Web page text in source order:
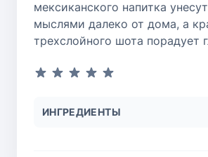
мексиканского напитка
мыслями далеко от дома, а
трехслойного шота порадует
ИНГРЕДИЕНТЫ